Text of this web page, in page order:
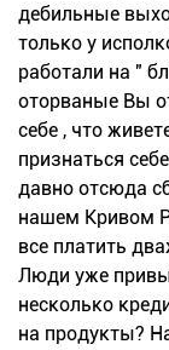
дебильные
только у
работали на "
оторваные Вы
себе , что
признаться
давно отсюда
нашем Кривом
все платить
Люди уже
несколько
на продукты?